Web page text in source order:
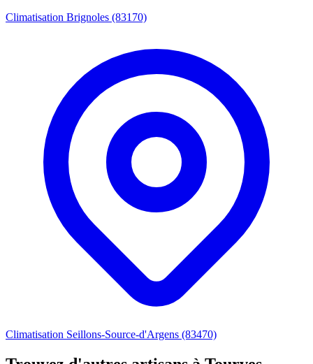
Climatisation Brignoles (83170)
Climatisation Seillons-Source-d'Argens (83470)